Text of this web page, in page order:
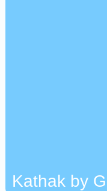
Kathak by